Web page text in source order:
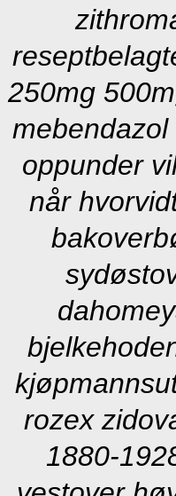
250mg
oppunder
når
rozex
1880-